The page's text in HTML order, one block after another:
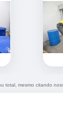
total, mesmo citando